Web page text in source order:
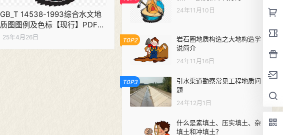
GB_T 14538-1993综合水文地
质图图例及色标【现行】PDF下
载
25年4月26日
24年11月10日
TOP2
岩石圈地质构造之大地构造学
说简介
24年11月16日
TOP3
引水渠道勘察常见工程地质问
题
24年12月1日
什么是素填土、压实填土、杂
填土和冲填土？